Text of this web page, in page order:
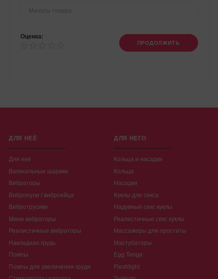
Оценка:
ПРОДОЛЖИТЬ
ДЛЯ НЕЁ
Для неё
Вагинальные шарики
Вибраторы
Вибропули / виброяйца
Вибротрусики
Мини вибраторы
Реалистичные вибраторы
Накладная грудь
Помпы
Помпы для увеличения груди
ДЛЯ НЕГО
Кольца и насадки
Кольца
Насадки
Куклы для секса
Надувные секс куклы
Реалистичные секс куклы
Массажеры для простаты
Мастубаторы
Egg Tenga
Fleshlight